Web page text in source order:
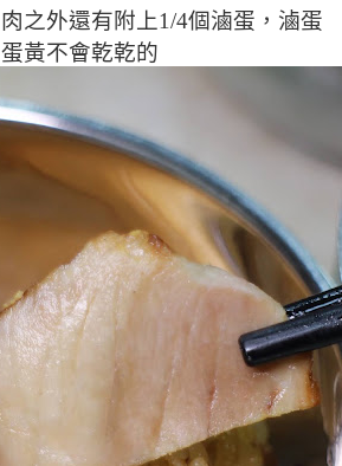
之外還有附上1/4個滷蛋，滷蛋
黃不會乾乾的